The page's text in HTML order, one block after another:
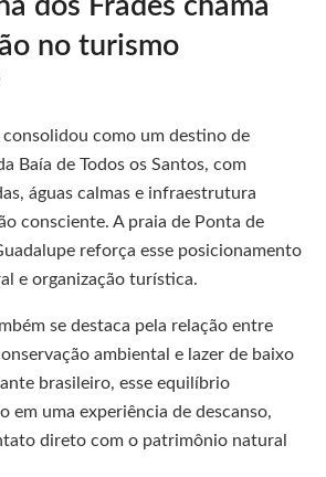
dos Frades chama
no turismo
consolidou como um destino de
Baía de Todos os Santos, com
águas calmas e infraestrutura
consciente. A praia de Ponta de
reforça esse posicionamento
e organização turística.
se destaca pela relação entre
ambiental e lazer de baixo
brasileiro, esse equilíbrio
em uma experiência de descanso,
direto com o patrimônio natural